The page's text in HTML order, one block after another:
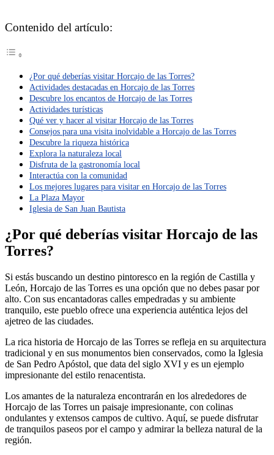
Contenido del artículo:
¿Por qué deberías visitar Horcajo de las Torres?
Actividades destacadas en Horcajo de las Torres
Descubre los encantos de Horcajo de las Torres
Actividades turísticas
Qué ver y hacer al visitar Horcajo de las Torres
Consejos para una visita inolvidable a Horcajo de las Torres
Descubre la riqueza histórica
Explora la naturaleza local
Disfruta de la gastronomía local
Interactúa con la comunidad
Los mejores lugares para visitar en Horcajo de las Torres
La Plaza Mayor
Iglesia de San Juan Bautista
¿Por qué deberías visitar Horcajo de las
Torres?
Si estás buscando un destino pintoresco en la región de Castilla y
León, Horcajo de las Torres es una opción que no debes pasar por
alto. Con sus encantadoras calles empedradas y su ambiente
tranquilo, este pueblo ofrece una experiencia auténtica lejos del
ajetreo de las ciudades.
La rica historia de Horcajo de las Torres se refleja en su arquitectura
tradicional y en sus monumentos bien conservados, como la Iglesia
de San Pedro Apóstol, que data del siglo XVI y es un ejemplo
impresionante del estilo renacentista.
Los amantes de la naturaleza encontrarán en los alrededores de
Horcajo de las Torres un paisaje impresionante, con colinas
ondulantes y extensos campos de cultivo. Aquí, se puede disfrutar
de tranquilos paseos por el campo y admirar la belleza natural de la
región.